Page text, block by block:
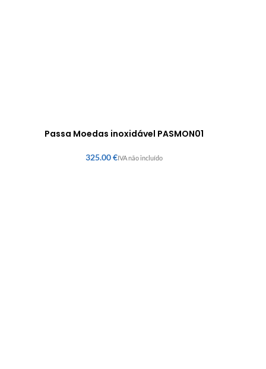
Passa Moedas inoxidável PASMON01
€